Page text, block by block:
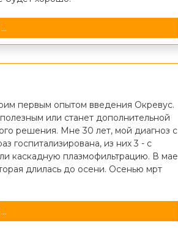
первым опытом введения Окревус.
или станет дополнительной
решения. Мне 30 лет, мой диагноз с
госпитализирована, из них 3 - с
каскадную плазмофильтрацию. В мае
длилась до осени. Осенью мрт